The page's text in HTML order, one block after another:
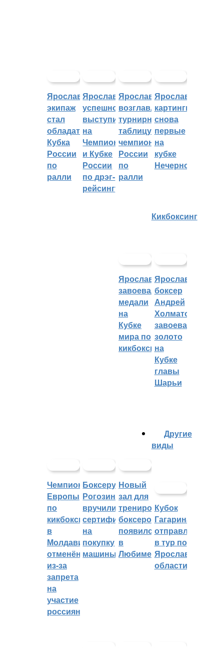
Ярославский
экипаж
стал
обладателем
Кубка
России
по
ралли
Ярославцы
успешно
выступили
на
Чемпионате
и Кубке
России
по дрэг-
рейсингу
Ярославцы
возглавляют
турнирную
таблицу
чемпионата
России
по
ралли
Ярославские
картингисты
снова
первые
на
кубке
Нечерноземья
Кикбоксинг
Ярославцы
завоевали
медали
на
Кубке
мира по
кикбоксингу
Ярославский
боксер
Андрей
Холматов
завоевал
золото
на
Кубке
главы
Шарьи
Чемпионат
Европы
по
кикбоксингу
в
Молдавии
отменён
из-за
запрета
на
участие
россиян
Боксеру
Рогозину
вручили
сертификат
на
покупку
машины
Новый
зал для
тренировок
боксеров
появился
в
Любиме
Другие
виды
Кубок
Гагарина
отправляется
в тур по
Ярославской
области